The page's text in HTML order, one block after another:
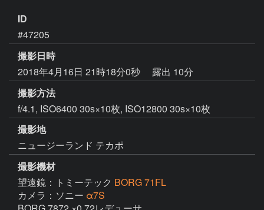
ID
#47205
撮影日時
2018年4月16日 21時18分0秒
露出 10分
撮影方法
f/4.1, ISO6400 30s×10枚, ISO12800 30s×10枚
撮影地
ニュージーランド テカポ
撮影機材
望遠鏡：トミーテック BORG 71FL
カメラ：ソニー α7S